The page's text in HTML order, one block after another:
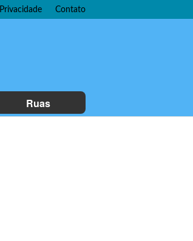
Privacidade Contato
Ruas